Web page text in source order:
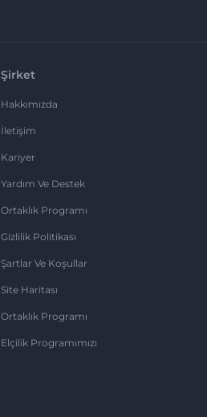
Şirket
Hakkımızda
İletişim
Kariyer
Yardım Ve Destek
Ortaklık Programı
Gizlilik Politikası
Şartlar Ve Koşullar
Site Haritası
Ortaklık Programı
Elçilik Programımızı